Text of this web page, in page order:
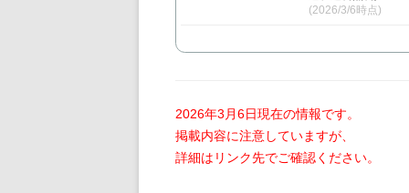
(2026/3/6時点)
2026年3月6日現在の情報です。
掲載内容に注意していますが、
詳細はリンク先でご確認ください。